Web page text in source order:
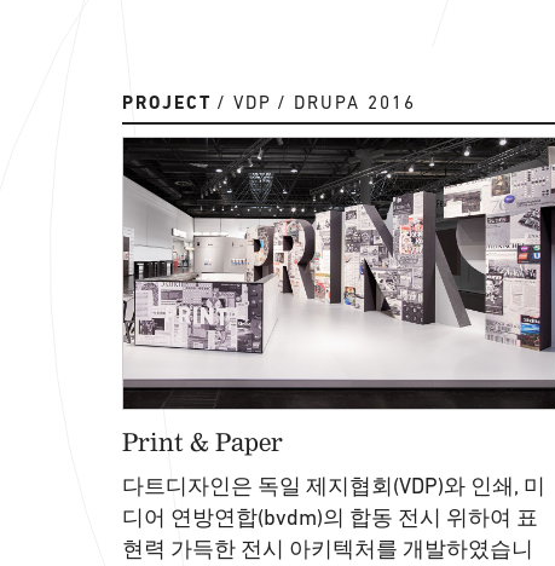
PROJECT VDP DRUPA 2016
Print & Paper
다트디자인은 독일 제지협회(VDP)와 인쇄, 미
디어 연방연합(bvdm)의 합동 전시 위하여 표
현력 가득한 전시 아키텍처를 개발하였습니